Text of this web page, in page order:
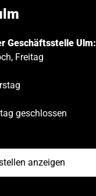
Geschäftsstelle Ulm:
Freitag
geschlossen
anzeigen